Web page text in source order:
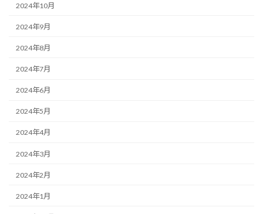
2024年10月
2024年9月
2024年8月
2024年7月
2024年6月
2024年5月
2024年4月
2024年3月
2024年2月
2024年1月